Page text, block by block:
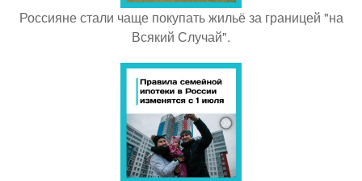
Россияне стали чаще покупать жильё за границей "на
Всякий Случай".